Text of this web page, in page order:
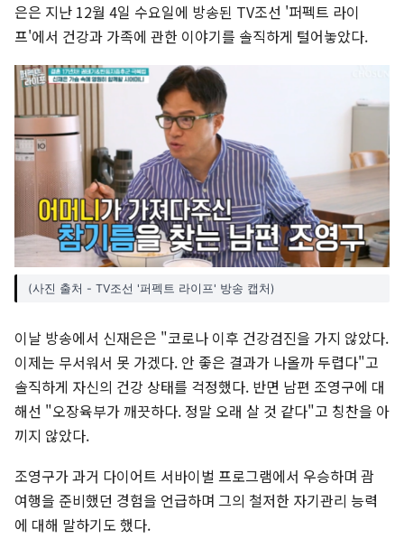
은은 지난 12월 4일 수요일에 방송된 TV조선 '퍼펙트 라이
프'에서 건강과 가족에 관한 이야기를 솔직하게 털어놓았다.
(사진 출처 - TV조선 '퍼펙트 라이프' 방송 캡처)
이날 방송에서 신재은은 "코로나 이후 건강검진을 가지 않았다.
이제는 무서워서 못 가겠다. 안 좋은 결과가 나올까 두렵다"고
솔직하게 자신의 건강 상태를 걱정했다. 반면 남편 조영구에 대
해선 "오장육부가 깨끗하다. 정말 오래 살 것 같다"고 칭찬을 아
끼지 않았다.
조영구가 과거 다이어트 서바이벌 프로그램에서 우승하며 괌
여행을 준비했던 경험을 언급하며 그의 철저한 자기관리 능력
에 대해 말하기도 했다.